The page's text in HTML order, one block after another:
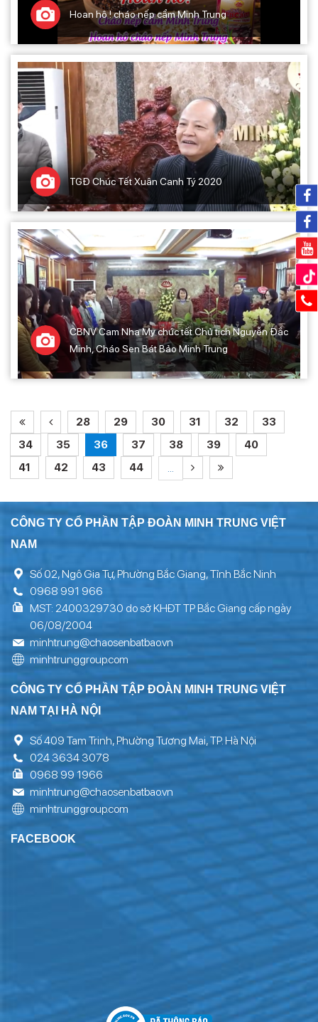
Hoan hô ! cháo nếp cẩm Minh Trung
TGĐ Chúc Tết Xuân Canh Tý 2020
CBNV Cam Nha My chúc tết Chủ tịch Nguyễn Đắc
Minh, Cháo Sen Bát Bảo Minh Trung
28 29 30 31 32
33
34
35 36 37 38 39
40
41
42 43 44
CÔNG TY CỔ PHẦN TẬP ĐOÀN MINH TRUNG VIỆT
NAM
Số 02, Ngô Gia Tự, Phường Bắc Giang, Tỉnh Bắc Ninh
0968 991 966
MST: 2400329730 do sở KHĐT TP Bắc Giang cấp ngày
06/08/2004
minhtrung@chaosenbatbao.vn
minhtrunggroup.com
CÔNG TY CỔ PHẦN TẬP ĐOÀN MINH TRUNG VIỆT
NAM TẠI HÀ NỘI
Số 409 Tam Trinh, Phường Tương Mai, TP. Hà Nội
024 3634 3078
0968 99 1966
minhtrung@chaosenbatbao.vn
minhtrunggroup.com
FACEBOOK